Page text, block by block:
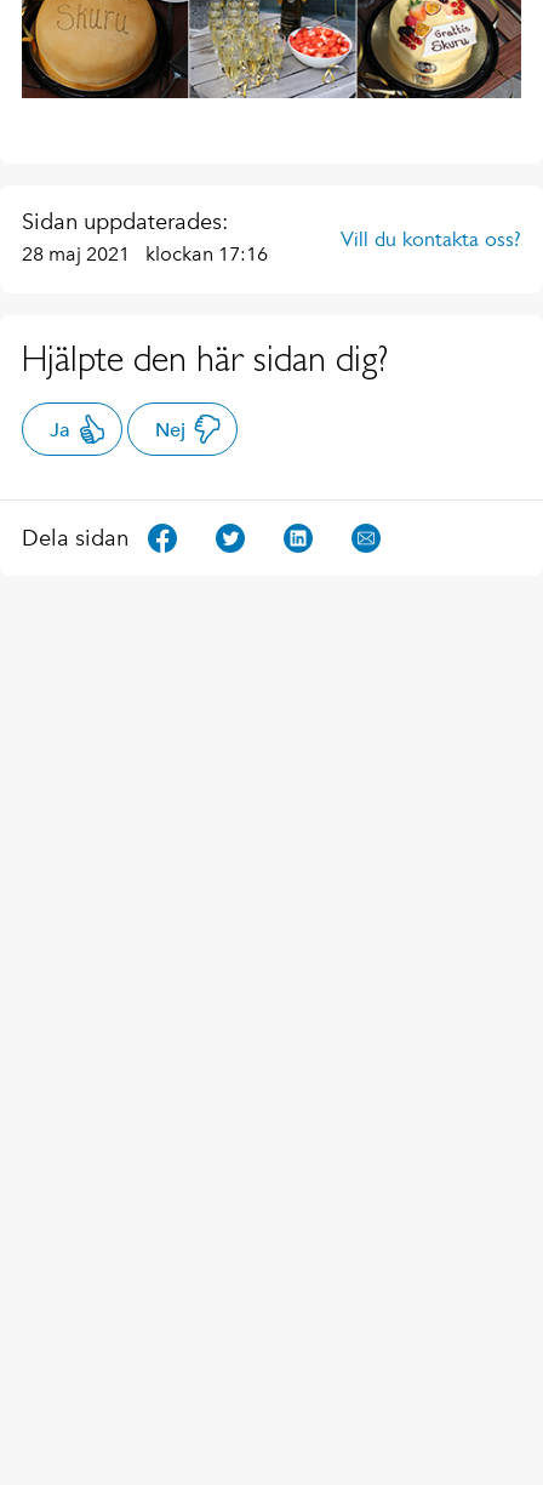
Sidan uppdaterades:
28 maj 2021 klockan 17:16
Vill du kontakta oss?
Hjälpte den här sidan dig?
Ja Nej
Dela sidan